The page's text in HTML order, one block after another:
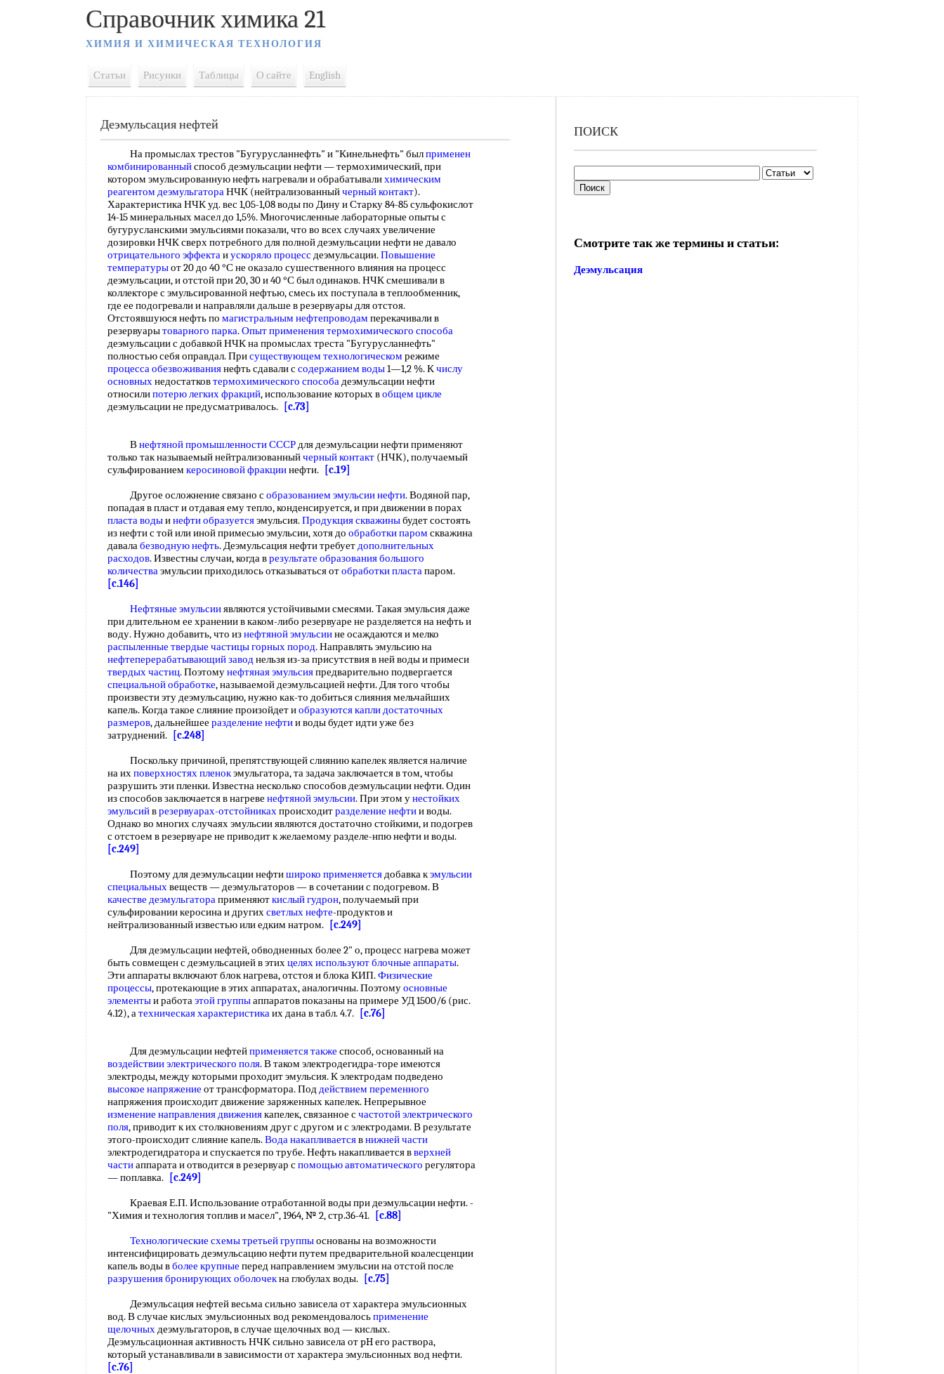
Справочник химика 21
ХИМИЯ И ХИМИЧЕСКАЯ ТЕХНОЛОГИЯ
Статьи Рисунки Таблицы О сайте English
Деэмульсация нефтей
На промыслах трестов "Бугурусланнефть" и "Кинельнефть" былприменен
комбинированныйспособ деэмульсации нефти — термохимический, при
котором эмульсированную нефть нагревали и обрабатывалихимическим
реагентом деэмульгатораНЧК (нейтрализованныйчерный контакт).
Характеристика НЧК уд. вес 1,05-1,08 воды по Дину и Старку 84-85 сульфокислот
14-15 минеральных масел до 1,5%. Многочисленные лабораторные опыты с
бугурусланскими эмульсиями показали, что во всех случаях увеличение
дозировки НЧК сверх потребного для полной деэмульсации нефти не давало
отрицательного эффектаиускоряло процессдеэмульсации.Повышение
температурыот 20 до 40 °С не оказало сушественного влияния на процесс
деэмульсации, и отстой при 20, 30 и 40 °С был одинаков. НЧК смешивали в
коллекторе с эмульсированной нефтью, смесь их поступала в теплообменник,
где ее подогревали и направляли дальше в резервуары для отстоя.
Отстоявшуюся нефть по магистральным нефтепроводам перекачивали в
резервуарытоварного парка.Опыт применениятермохимического способа
деэмульсации с добавкой НЧК на промыслах треста "Бугурусланнефть"
полностью себя оправдал. Присуществующем технологическом режиме
процесса обезвоживаниянефть сдавали ссодержанием воды1—1,2 %. Кчислу
основныхнедостатковтермохимического способадеэмульсации нефти
относилипотерю легких фракций, использование которых вобщем цикле
деэмульсации не предусматривалось.
[c.73]
Внефтяной промышленности СССРдля деэмульсации нефти применяют
только так называемый нейтрализованныйчерный контакт (НЧК), получаемый
сульфированием керосиновой фракциинефти.
[c.19]
Другое осложнение связано собразованием эмульсии нефти. Водяной пар,
попадая в пласт и отдавая ему тепло, конденсируется, и при движении в порах
пласта водыинефти образуетсяэмульсия.Продукция скважиныбудет состоять
из нефти с той или иной примесью эмульсии, хотя до обработки паром скважина
давалабезводную нефть. Деэмульсация нефти требуетдополнительных
расходов. Известны случаи, когда врезультате образованиябольшого
количестваэмульсии приходилось отказываться отобработки пластапаром.
[c.146]
Нефтяные эмульсииявляются устойчивыми смесями. Такая эмульсия даже
при длительном ее хранении в каком-либо резервуаре не разделяется на нефть и
воду. Нужно добавить, что изнефтяной эмульсиине осаждаются и мелко
распыленные твердые частицыгорных пород. Направлять эмульсию на
нефтеперерабатывающий заводнельзя из-за присутствия в ней воды и примеси
твердых частиц. Поэтомунефтяная эмульсияпредварительно подвергается
специальной обработке, называемой деэмульсацией нефти. Для того чтобы
произвести эту деэмульсацию, нужно как-то добиться слияния мельчайших
капель. Когда такое слияние произойдет иобразуются каплидостаточных
размеров, дальнейшее разделение нефтии воды будет идти уже без
затруднений.
[c.248]
Поскольку причиной, препятствующей слиянию капелек является наличие
на ихповерхностях пленокэмульгатора, та задача заключается в том, чтобы
разрушить эти пленки. Известна несколько способов деэмульсации нефти. Один
из способов заключается в нагреве нефтяной эмульсии. При этом унестойких
эмульсийврезервуарах-отстойникахпроисходитразделение нефтии воды.
Однако во многих случаях эмульсии являются достаточно стойкими, и подогрев
с отстоем в резервуаре не приводит к желаемому разделе-нпю нефти и воды.
[c.249]
Поэтому для деэмульсации нефтишироко применяетсядобавка кэмульсии
специальныхвеществ — деэмульгаторов — в сочетании с подогревом. В
качестве деэмульгатораприменяюткислый гудрон, получаемый при
сульфировании керосина и другихсветлых нефте-продуктов и
нейтрализованный известью или едким натром.
[c.249]
Для деэмульсации нефтей, обводненных более 2" о, процесс нагрева может
быть совмещен с деэмульсацией в этихцелях используютблочные аппараты.
Эти аппараты включают блок нагрева, отстоя и блока КИП.Физические
процессы, протекающие в этих аппаратах, аналогичны. Поэтомуосновные
элементыи работаэтой группыаппаратов показаны на примере УД 1500/6 (рис.
4.12), атехническая характеристикаих дана в табл. 4.7. [c.76]
Для деэмульсации нефтейприменяется также способ, основанный на
воздействии электрического поля. В таком электродегидра-торе имеются
электроды, между которыми проходит эмульсия. К электродам подведено
высокое напряжение от трансформатора. Поддействием переменного
напряжения происходит движение заряженных капелек. Непрерывное
изменение направления движениякапелек, связанное счастотой электрического
поля, приводит к их столкновениям друг с другом и с электродами. В результате
этого-происходит слияние капель.Вода накапливаетсявнижней части
электродегидратора и спускается по трубе. Нефть накапливается вверхней
частиаппарата и отводится в резервуар спомощью автоматического регулятора
— поплавка.
[c.249]
Краевая Е.П. Использование отработанной воды при деэмульсации нефти. -
"Химия и технология топлив и масел", 1964, № 2, стр.36-41.
[c.88]
Технологические схемытретьей группыоснованы на возможности
интенсифицировать деэмульсацию нефти путем предварительной коалесценции
капель воды вболее крупные перед направлением эмульсии на отстой после
разрушения бронирующих оболочекна глобулах воды.
[c.75]
Деэмульсация нефтей весьма сильно зависела от характера эмульсионных
вод. В случае кислых эмульсионных вод рекомендовалосьприменение
щелочныхдеэмульгаторов, в случае щелочных вод — кислых.
Деэмульсационная активность НЧК сильно зависела от pH его раствора,
который устанавливали в зависимости от характера эмульсионных вод нефти.
[c.76]
ПОИСК
Смотрите так же термины и статьи:
Деэмульсация